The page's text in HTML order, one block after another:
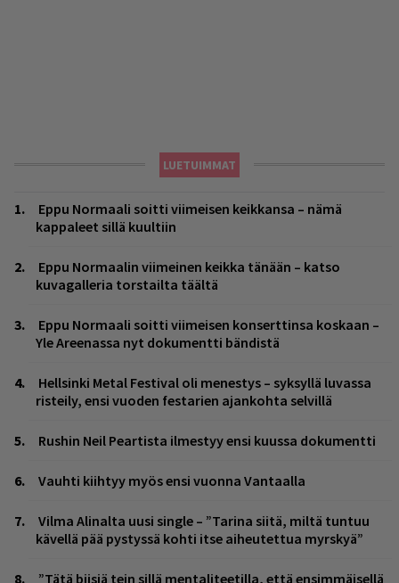
LUETUIMMAT
Eppu Normaali soitti viimeisen keikkansa – nämä
kappaleet sillä kuultiin
Eppu Normaalin viimeinen keikka tänään – katso
kuvagalleria torstailta täältä
Eppu Normaali soitti viimeisen konserttinsa koskaan –
Yle Areenassa nyt dokumentti bändistä
Hellsinki Metal Festival oli menestys – syksyllä luvassa
risteily, ensi vuoden festarien ajankohta selvillä
Rushin Neil Peartista ilmestyy ensi kuussa dokumentti
Vauhti kiihtyy myös ensi vuonna Vantaalla
Vilma Alinalta uusi single – ”Tarina siitä, miltä tuntuu
kävellä pää pystyssä kohti itse aiheutettua myrskyä”
”Tätä biisiä tein sillä mentaliteetilla, että ensimmäisellä